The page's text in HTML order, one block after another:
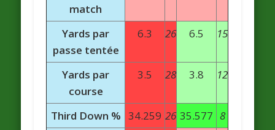
match
Yards par
passe tentée
6.3 26 6.5 15
Yards par
course
3.5 28 3.8 12
Third Down % 34.259 26 35.577 8